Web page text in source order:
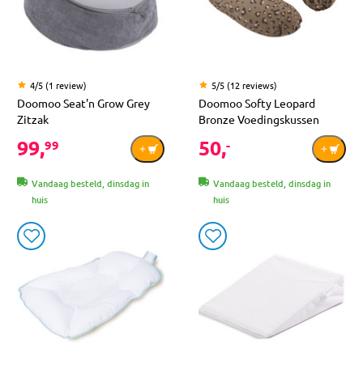
4/5 (1 review)
Doomoo Seat'n Grow Grey
Zitzak
99,99
Vandaag besteld, dinsdag in
huis
5/5 (12 reviews)
Doomoo Softy Leopard
Bronze Voedingskussen
50,-
Vandaag besteld, dinsdag in
huis